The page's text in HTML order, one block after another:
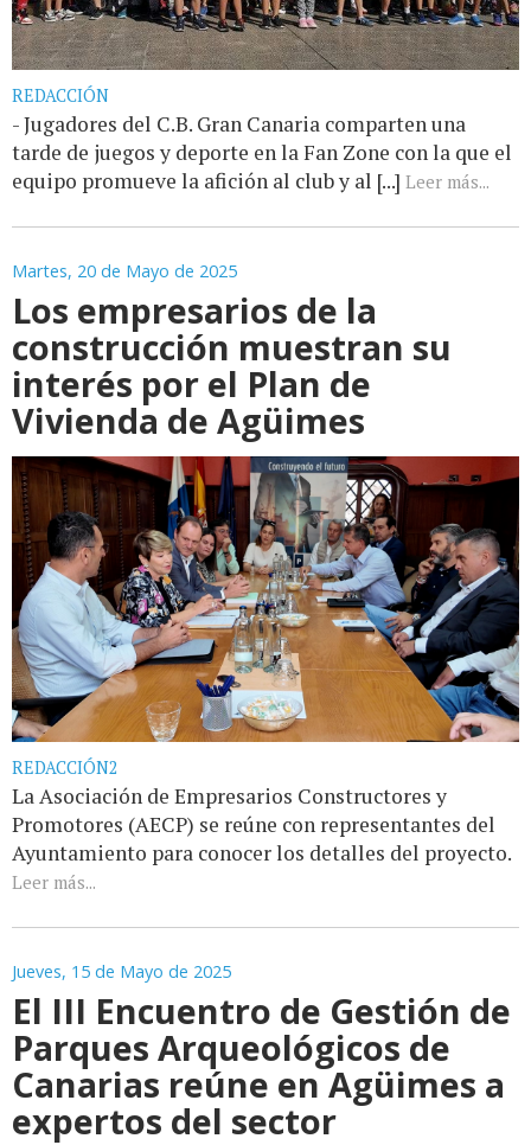
REDACCIÓN
- Jugadores del C.B. Gran Canaria comparten una
tarde de juegos y deporte en la Fan Zone con la que el
equipo promueve la afición al club y al [...] Leer más...
Martes, 20 de Mayo de 2025
Los empresarios de la
construcción muestran su
interés por el Plan de
Vivienda de Agüimes
REDACCIÓN2
La Asociación de Empresarios Constructores y
Promotores (AECP) se reúne con representantes del
Ayuntamiento para conocer los detalles del proyecto.
Leer más...
Jueves, 15 de Mayo de 2025
El III Encuentro de Gestión de
Parques Arqueológicos de
Canarias reúne en Agüimes a
expertos del sector